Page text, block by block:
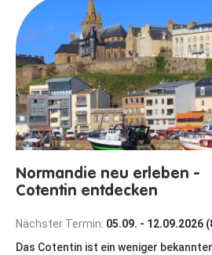
Normandie neu erleben -
Cotentin entdecken
Nächster Termin: 05.09. - 12.09.2026
Das Cotentin ist ein weniger